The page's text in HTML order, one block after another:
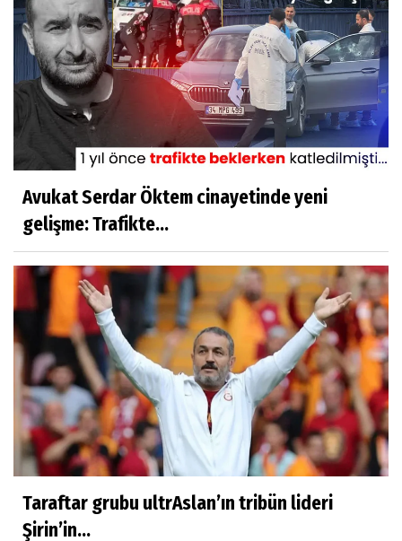
Avukat Serdar Öktem cinayetinde yeni
gelişme: Trafikte...
Taraftar grubu ultrAslan’ın tribün lideri
Şirin’in...